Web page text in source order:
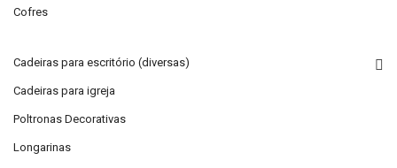
Cofres
Cadeiras para escritório (diversas)
Cadeiras para igreja
Poltronas Decorativas
Longarinas